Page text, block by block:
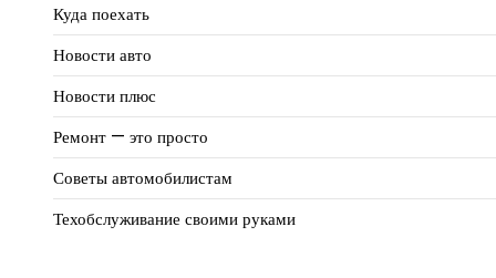
Куда поехать
Новости авто
Новости плюс
Ремонт — это просто
Советы автомобилистам
Техобслуживание своими руками